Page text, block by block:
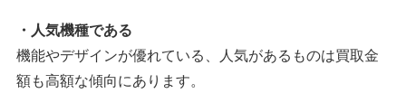
・人気機種である
機能やデザインが優れている、人気があるものは買取金
額も高額な傾向にあります。